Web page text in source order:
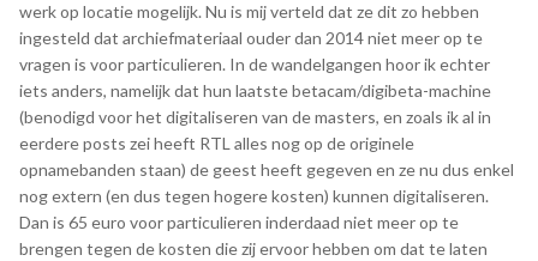
werk op locatie mogelijk. Nu is mij verteld dat ze dit zo hebben
ingesteld dat archiefmateriaal ouder dan 2014 niet meer op te
vragen is voor particulieren. In de wandelgangen hoor ik echter
iets anders, namelijk dat hun laatste betacam/digibeta-machine
(benodigd voor het digitaliseren van de masters, en zoals ik al in
eerdere posts zei heeft RTL alles nog op de originele
opnamebanden staan) de geest heeft gegeven en ze nu dus enkel
nog extern (en dus tegen hogere kosten) kunnen digitaliseren.
Dan is 65 euro voor particulieren inderdaad niet meer op te
brengen tegen de kosten die zij ervoor hebben om dat te laten